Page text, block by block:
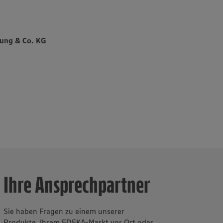
650
für
& Co. KG
Ihre Ansprechpartner
Sie haben Fragen zu einem unserer